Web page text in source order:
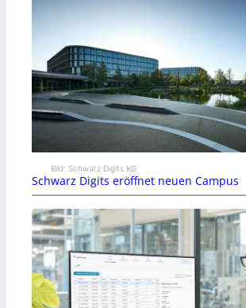
Bild: Schwarz Digits KG
Schwarz Digits eröffnet neuen Campus